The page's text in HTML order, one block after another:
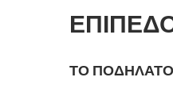
ΤΟ ΠΟΔΗΛΑΤΟ